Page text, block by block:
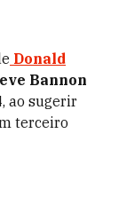
Donald
Bannon
ao sugerir
terceiro